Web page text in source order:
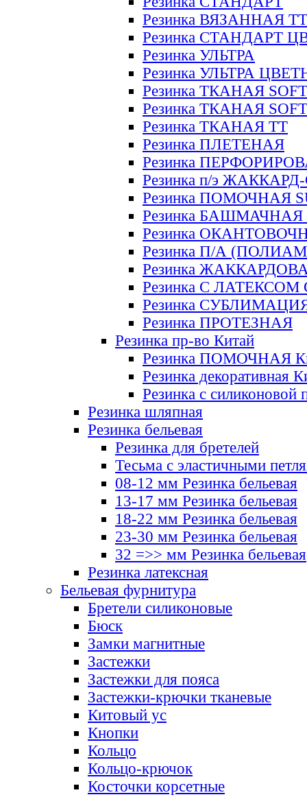
Резинка ВЯЗАННАЯ ТТ
Резинка СТАНДАРТ
Резинка УЛЬТРА
Резинка УЛЬТРА
Резинка ТКАНАЯ SOFT
Резинка ТКАНАЯ
Резинка ТКАНАЯ ТТ
Резинка ПЛЕТЕНАЯ
Резинка
Резинка п/э
Резинка ПОМОЧНАЯ
Резинка БАШМАЧНАЯ
Резинка
Резинка П/А
Резинка
Резинка С ЛАТЕКСОМ
Резинка
Резинка ПРОТЕЗНАЯ
Резинка пр-во Китай
Резинка ПОМОЧНАЯ
Резинка декоративная
Резинка с силиконовой
Резинка шляпная
Резинка бельевая
Резинка для бретелей
Тесьма с эластичными
08-12 мм Резинка бельевая
13-17 мм Резинка бельевая
18-22 мм Резинка бельевая
23-30 мм Резинка бельевая
32 =>> мм Резинка бельевая
Резинка латексная
Бельевая фурнитура
Бретели силиконовые
Бюск
Замки магнитные
Застежки
Застежки для пояса
Застежки-крючки тканевые
Китовый ус
Кнопки
Кольцо
Кольцо-крючок
Косточки корсетные